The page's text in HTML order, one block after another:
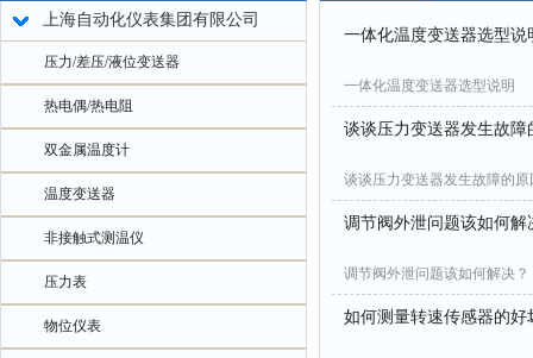
上海自动化仪表集团有限公司
压力/差压/液位变送器
热电偶/热电阻
双金属温度计
温度变送器
非接触式测温仪
压力表
物位仪表
一体化温度变送器选型说
一体化温度变送器选型说明
谈谈压力变送器发生故障
谈谈压力变送器发生故障的原
调节阀外泄问题该如何解
调节阀外泄问题该如何解决？
如何测量转速传感器的好